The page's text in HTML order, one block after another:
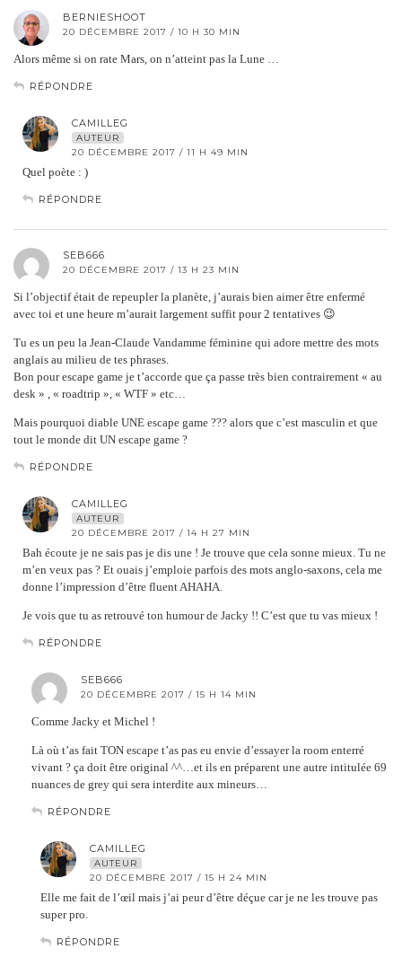
BERNIESHOOT
20 DÉCEMBRE 2017 / 10 H 30 MIN
Alors même si on rate Mars, on n’atteint pas la Lune …
RÉPONDRE
CAMILLEG
AUTEUR
20 DÉCEMBRE 2017 / 11 H 49 MIN
Quel poète : )
RÉPONDRE
SEB666
20 DÉCEMBRE 2017 / 13 H 23 MIN
Si l’objectif était de repeupler la planète, j’aurais bien aimer être enfermé
avec toi et une heure m’aurait largement suffit pour 2 tentatives 😉
Tu es un peu la Jean-Claude Vandamme féminine qui adore mettre des mots
anglais au milieu de tes phrases.
Bon pour escape game je t’accorde que ça passe très bien contrairement « au
desk » , « roadtrip », « WTF » etc…
Mais pourquoi diable UNE escape game ??? alors que c’est masculin et que
tout le monde dit UN escape game ?
RÉPONDRE
CAMILLEG
AUTEUR
20 DÉCEMBRE 2017 / 14 H 27 MIN
Bah écoute je ne sais pas je dis une ! Je trouve que cela sonne mieux. Tu ne
m’en veux pas ? Et ouais j’emploie parfois des mots anglo-saxons, cela me
donne l’impression d’être fluent AHAHA.
Je vois que tu as retrouvé ton humour de Jacky !! C’est que tu vas mieux !
RÉPONDRE
SEB666
20 DÉCEMBRE 2017 / 15 H 14 MIN
Comme Jacky et Michel !
Là où t’as fait TON escape t’as pas eu envie d’essayer la room enterré
vivant ? ça doit être original ^^…et ils en préparent une autre intitulée 69
nuances de grey qui sera interdite aux mineurs…
RÉPONDRE
CAMILLEG
AUTEUR
20 DÉCEMBRE 2017 / 15 H 24 MIN
Elle me fait de l’œil mais j’ai peur d’être déçue car je ne les trouve pas
super pro.
RÉPONDRE